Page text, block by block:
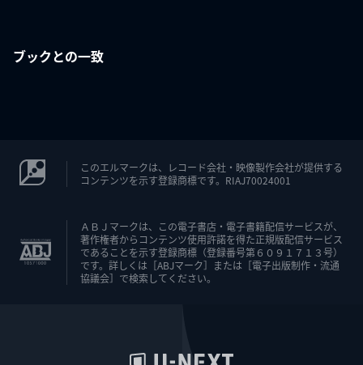
ブックとの一致
このエルマークは、レコード会社・映像製作会社が提供する
コンテンツを示す登録商標です。RIAJ70024001
ＡＢＪマークは、この電子書店・電子書籍配信サービスが、
著作権者からコンテンツ使用許諾を得た正規版配信サービス
であることを示す登録商標（登録番号第６０９１７１３号）
です。詳しくは［ABJマーク］または［電子出版制作・流通
協議会］で検索してください。